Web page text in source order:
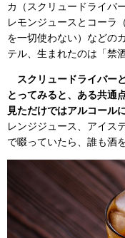
カ（スクリュードライバ
レモンジュースとコーラ
を一切使わない）などの
テル、生まれたのは「禁
スクリュードライバー
とってみると、ある共通
見ただけではアルコール
レンジジュース、アイス
で啜っていたら、誰も酒